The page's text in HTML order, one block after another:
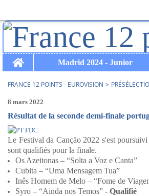
Home
Madrid 2024 - Junior
FRANCE 12 POINTS - EUROVISION >
8 mars 2022
Résultat de la seconde demi-finale
Le Festival da Canção 2022 s'est
sont qualifiés pour la finale.
Os Azeitonas – “Solta a Voz e Canta”
Cubita – “Uma Mensagem Tua”
Inês Homem de Melo – “Fome de
Syro – “Ainda nos Temos” - Qualifié